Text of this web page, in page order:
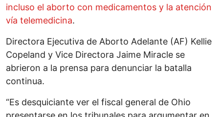
incluso el aborto con medicamentos y la atención
vía telemedicina.
Directora Ejecutiva de Aborto Adelante (AF) Kellie
Copeland y Vice Directora Jaime Miracle se
abrieron a la prensa para denunciar la batalla
continua.
“Es desquiciante ver el fiscal general de Ohio